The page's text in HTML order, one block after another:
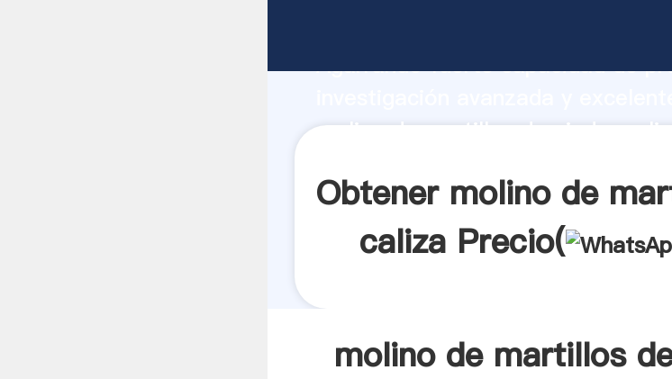
Agarrando fuerte capacidad de
molino de martillos de piedra
Obtener molino de
caliza Precio(
molino de martillos